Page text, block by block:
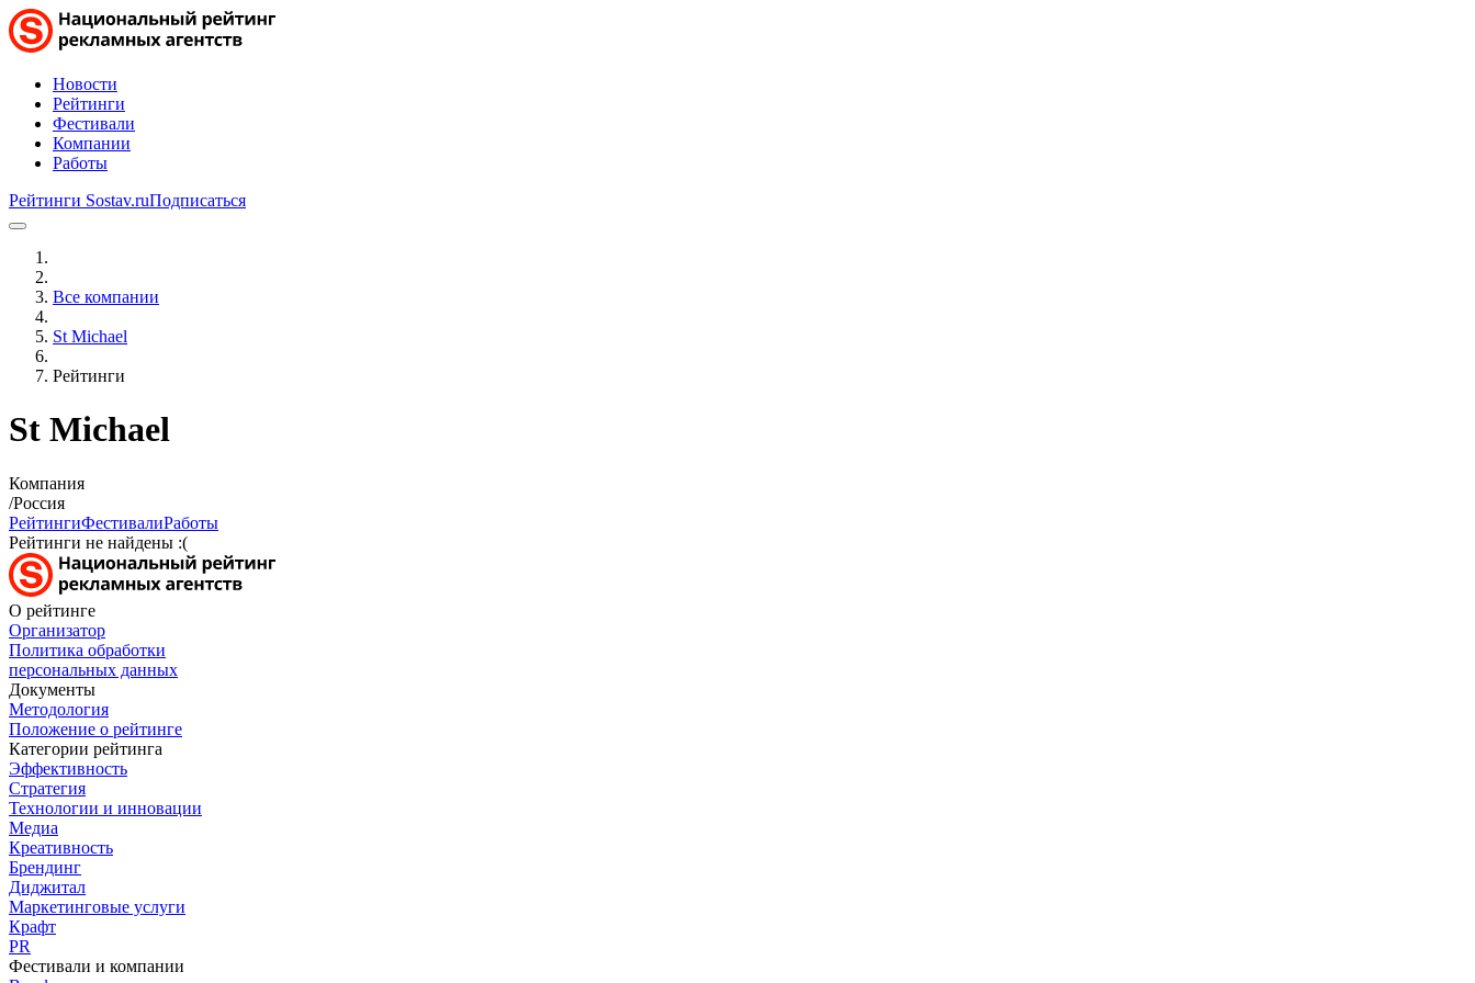
Новости
Рейтинги
Фестивали
Компании
Работы
Рейтинги Sostav.ruПодписаться
Все компании
St Michael
Рейтинги
St Michael
Компания
/Россия
РейтингиФестивалиРаботы
Рейтинги не найдены :(
О рейтинге
Организатор
Политика обработки
персональных данных
Документы
Методология
Положение о рейтинге
Категории рейтинга
Эффективность
Стратегия
Технологии и инновации
Медиа
Креативность
Брендинг
Диджитал
Маркетинговые услуги
Крафт
PR
Фестивали и компании